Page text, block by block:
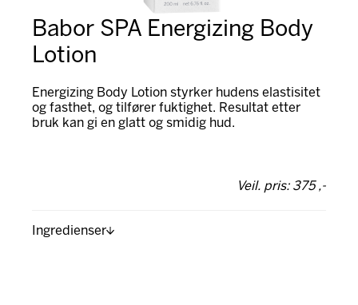
Babor SPA Energizing Body
Lotion
Energizing Body Lotion styrker hudens elastisitet
og fasthet, og tilfører fuktighet. Resultat etter
bruk kan gi en glatt og smidig hud.
Veil. pris: 375 ,-
Ingredienser